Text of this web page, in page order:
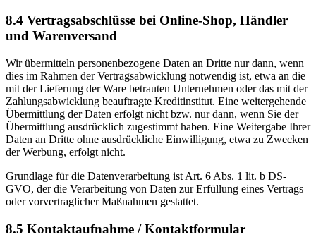
8.4 Vertragsabschlüsse bei Online-Shop, Händler
und Warenversand
Wir übermitteln personenbezogene Daten an Dritte nur dann, wenn
dies im Rahmen der Vertragsabwicklung notwendig ist, etwa an die
mit der Lieferung der Ware betrauten Unternehmen oder das mit der
Zahlungsabwicklung beauftragte Kreditinstitut. Eine weitergehende
Übermittlung der Daten erfolgt nicht bzw. nur dann, wenn Sie der
Übermittlung ausdrücklich zugestimmt haben. Eine Weitergabe Ihrer
Daten an Dritte ohne ausdrückliche Einwilligung, etwa zu Zwecken
der Werbung, erfolgt nicht.
Grundlage für die Datenverarbeitung ist Art. 6 Abs. 1 lit. b DS-
GVO, der die Verarbeitung von Daten zur Erfüllung eines Vertrags
oder vorvertraglicher Maßnahmen gestattet.
8.5 Kontaktaufnahme / Kontaktformular